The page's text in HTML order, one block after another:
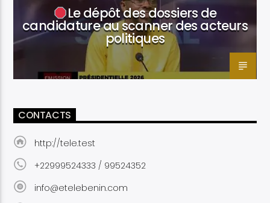
Le dépôt des dossiers de
candidature au scanner des acteurs
politiques
CONTACTS
http://tele.test
+22999524333 / 99524352
info@etelebenin.com